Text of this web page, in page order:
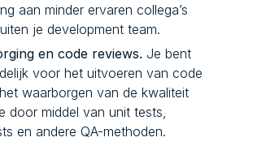
aan minder ervaren collega’s
je development team.
en code reviews. Je bent
voor het uitvoeren van code
waarborgen van de kwaliteit
door middel van unit tests,
en andere QA-methoden.